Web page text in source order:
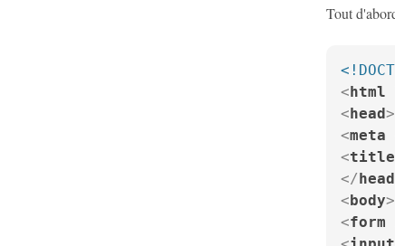
Tout
<html
<head>
<meta
<title
</head
<body>
<form